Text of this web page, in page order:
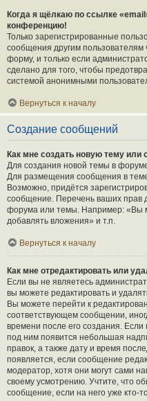
Когда я щёлкаю по ссылке
конференцию!
Только зарегистрированные
сообщения другим
форму, и только если
сделано для того, чтобы
системой анонимными
Вернуться к началу
Создание сообщений
Как мне создать новую тему или
Для создания новой темы в
Для размещения сообщения в
Возможно, придётся
сообщение. Перечень ваших прав
форума или темы. Например: «Вы
добавлять вложения» и т.п.
Вернуться к началу
Как мне отредактировать или
Если вы не являетесь
вы можете редактировать и
Вы можете перейти к
соответствующем сообщении,
времени после его создания.
под ним появится небольшая
правок, а также дату и время
появляется, если сообщение
модератор, хотя они могут сами
своему усмотрению. Учтите, что
сообщение, если на него уже кто-